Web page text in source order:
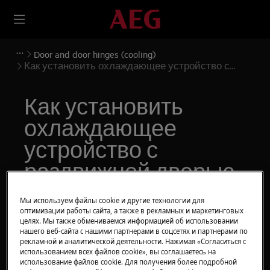
Door and door hinges (cooling)
Как установить охлаждающее устройство с
Как установить
охлаждающее
устройство с
раздвижной дверью
Решение
Перед любыми операциями по техническому
обслуживанию выключите прибор и выньте
вилку сетевого шнура изрозетки.
Мы используем файлы cookie и другие технологии для
оптимизации работы сайта, а также в рекламных и маркетинговых
целях. Мы также обмениваемся информацией об использовании
нашего веб-сайта с нашими партнерами в соцсетях и партнерами по
рекламной и аналитической деятельности. Нажимая «Согласиться с
использованием всех файлов cookie», вы соглашаетесь на
использование файлов cookie. Для получения более подробной